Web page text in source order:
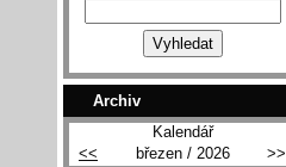
Archiv
Kalendář
<<
březen / 2026 >>